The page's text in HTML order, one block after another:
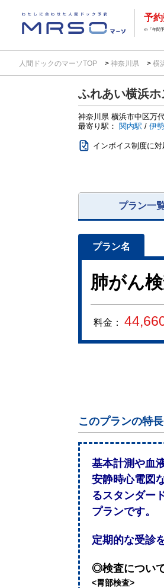
予
※「年間
人間ドックのマーソTOP 神奈川県 横
ふれあい横浜
神奈川県 横浜市中区万
最寄り駅： 関内駅 / 伊
インボイス制度に対
プラン一
肺がん
料金：
このプランの特長
基本計測や血
安静時心電図
るスタンダー
プランです。
定期的な受診
◎検査につい
<胃部検査>